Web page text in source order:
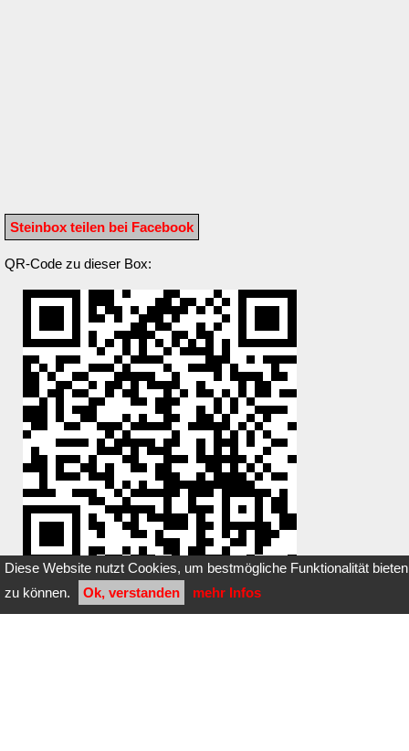
Diese Website nutzt Cookies, um bestmögliche Funktionalität bieten
zu können.
Ok, verstanden mehr Infos
Steinbox teilen bei Facebook
QR-Code zu dieser Box: